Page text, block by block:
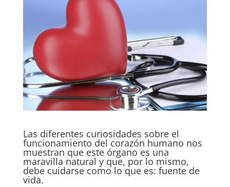
Las diferentes curiosidades sobre el
funcionamiento del corazón humano nos
muestran que este órgano es una
maravilla natural y que, por lo mismo,
debe cuidarse como lo que es: fuente de
vida.